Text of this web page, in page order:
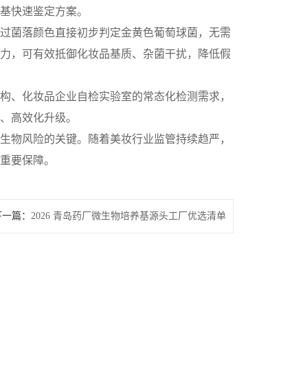
快速鉴定方案。
菌落颜色直接初步判定金黄色葡萄球菌，无需
，可有效抵御化妆品基质、杂菌干扰，降低假
、化妆品企业自检实验室的常态化检测需求，
高效化升级。
物风险的关键。随着美妆行业监管持续趋严，
要保障。
一篇： 2026 青岛药厂微生物培养基源头工厂优选清单